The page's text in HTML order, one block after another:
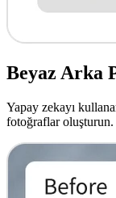
Beyaz Arka
Yapay zekayı
fotoğraflar oluşturun.